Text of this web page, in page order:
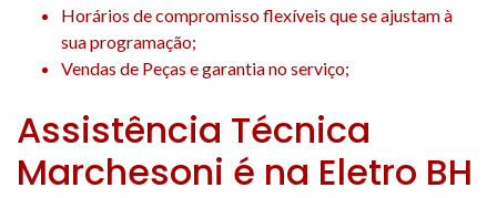
Horários de compromisso flexíveis que se ajustam à
sua programação;
Vendas de Peças e garantia no serviço;
Assistência Técnica
Marchesoni é na Eletro BH